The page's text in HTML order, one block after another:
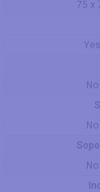
75 x
Yes
No
No
No